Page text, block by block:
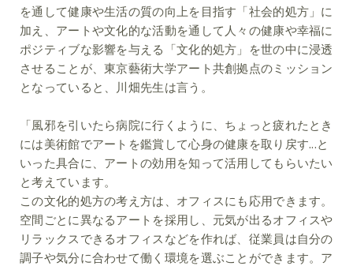
を通して健康や生活の質の向上を目指す「社会的処方」に
加え、アートや文化的な活動を通して人々の健康や幸福に
ポジティブな影響を与える「文化的処方」を世の中に浸透
させることが、東京藝術大学アート共創拠点のミッション
となっていると、川畑先生は言う。
「風邪を引いたら病院に行くように、ちょっと疲れたとき
には美術館でアートを鑑賞して心身の健康を取り戻す...と
いった具合に、アートの効用を知って活用してもらいたい
と考えています。
この文化的処方の考え方は、オフィスにも応用できます。
空間ごとに異なるアートを採用し、元気が出るオフィスや
リラックスできるオフィスなどを作れば、従業員は自分の
調子や気分に合わせて働く環境を選ぶことができます。ア